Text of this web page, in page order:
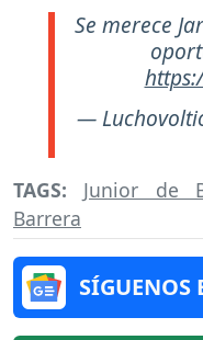
Se merece
—
TAGS: Junior de
Barrera
SÍGUENOS